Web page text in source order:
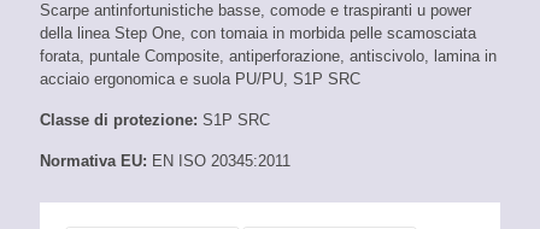
Scarpe antinfortunistiche basse, comode e traspiranti u power
della linea Step One, con tomaia in morbida pelle scamosciata
forata, puntale Composite, antiperforazione, antiscivolo, lamina in
acciaio ergonomica e suola PU/PU, S1P SRC
Classe di protezione: S1P SRC
Normativa EU: EN ISO 20345:2011